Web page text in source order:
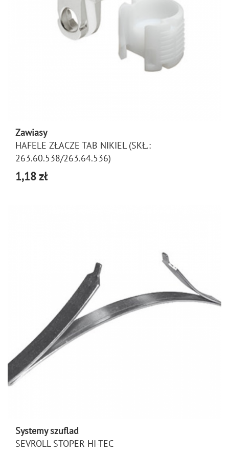
Zawiasy
HAFELE ZŁACZE TAB NIKIEL (SKŁ.:
263.60.538/263.64.536)
1,18 zł
Systemy szuflad
SEVROLL STOPER HI-TEC